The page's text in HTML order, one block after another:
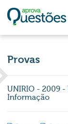
Provas
UNIRIO - 2009
Informação